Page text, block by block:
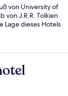
von University of
von J.R.R. Tolkien
Lage dieses Hotels